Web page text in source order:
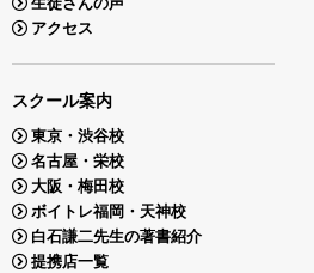
アクセス
スクール案内
東京・渋谷校
名古屋・栄校
大阪・梅田校
ボイトレ福岡・天神校
白石謙二先生の著書紹介
提携店一覧